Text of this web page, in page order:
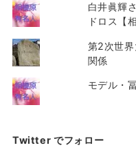
白井眞輝
ドロス【
第2次世
関係
モデル・
Twitter でフォロー